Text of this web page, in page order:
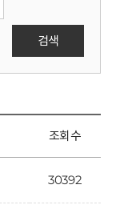
검색
조회수
30392